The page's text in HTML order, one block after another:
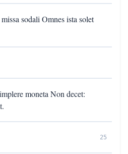
sodali Omnes ista solet
moneta Non decet:
25